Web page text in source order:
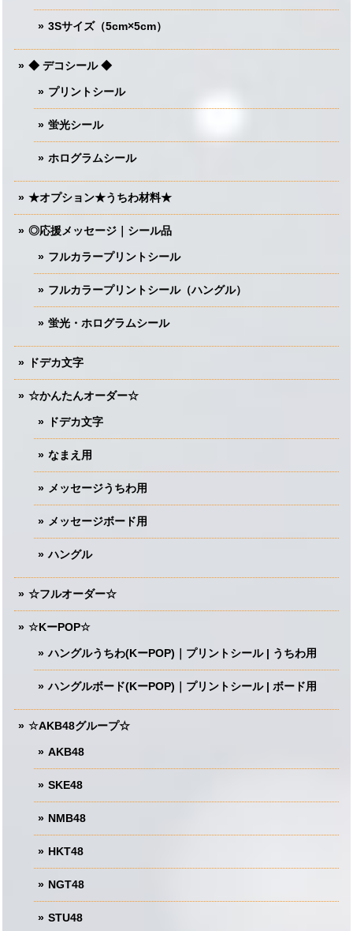
3Sサイズ（5cm×5cm）
◆ デコシール ◆
プリントシール
蛍光シール
ホログラムシール
★オプション★うちわ材料★
◎応援メッセージ｜シール品
フルカラープリントシール
フルカラープリントシール（ハングル）
蛍光・ホログラムシール
ドデカ文字
☆かんたんオーダー☆
ドデカ文字
なまえ用
メッセージうちわ用
メッセージボード用
ハングル
☆フルオーダー☆
☆KーPOP☆
ハングルうちわ(KーPOP)｜プリントシール | うちわ用
ハングルボード(KーPOP)｜プリントシール | ボード用
☆AKB48グループ☆
AKB48
SKE48
NMB48
HKT48
NGT48
STU48